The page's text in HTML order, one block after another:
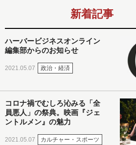
新着記事
ハーバービジネスオンライン
編集部からのお知らせ
2021.05.07 政治・経済
コロナ禍でむしろ沁みる「全
員悪人」の祭典。映画『ジェ
ントルメン』の魅力
2021.05.07 カルチャー・スポーツ